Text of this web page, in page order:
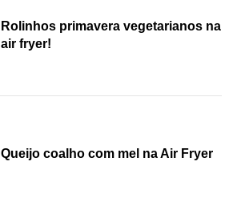
Rolinhos primavera vegetarianos na
air fryer!
Queijo coalho com mel na Air Fryer